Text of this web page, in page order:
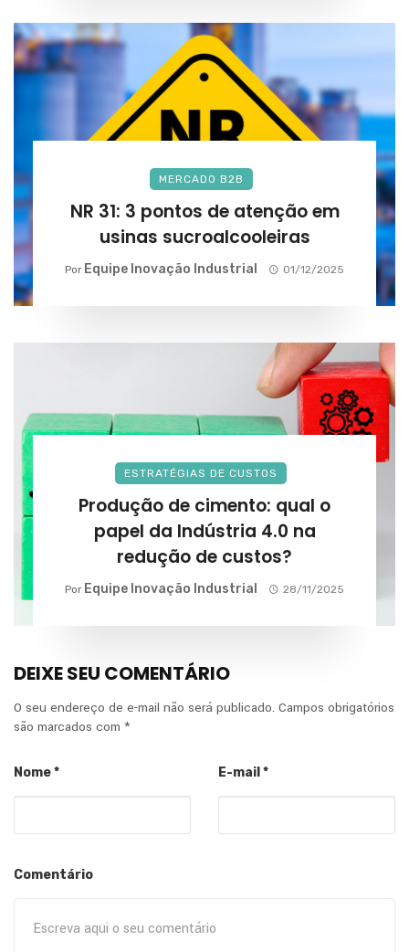
MERCADO B2B
NR 31: 3 pontos de atenção em
usinas sucroalcooleiras
Por Equipe Inovação Industrial 01/12/2025
ESTRATÉGIAS DE CUSTOS
Produção de cimento: qual o
papel da Indústria 4.0 na
redução de custos?
Por Equipe Inovação Industrial 28/11/2025
DEIXE SEU COMENTÁRIO
O seu endereço de e-mail não será publicado. Campos obrigatórios
são marcados com *
Nome* E-mail *
Comentário